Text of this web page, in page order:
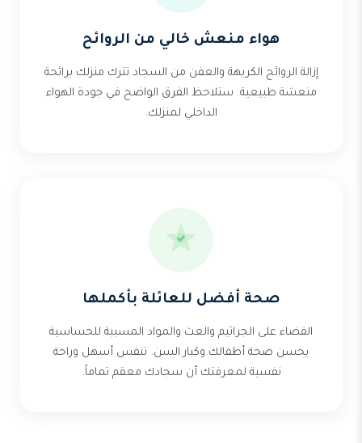
هواء منعش خالي من الروائح
إزالة الروائح الكريهة والعفن من السجاد تترك منزلك برائحة
منعشة طبيعية. ستلاحظ الفرق الواضح في جودة الهواء
الداخلي لمنزلك.
صحة أفضل للعائلة بأكملها
القضاء على الجراثيم والعث والمواد المسببة للحساسية
يحسن صحة أطفالك وكبار السن. تنفس أسهل وراحة
نفسية لمعرفتك أن سجادك معقم تماماً.